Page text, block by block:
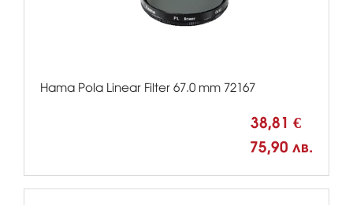
Hama Pola Linear Filter 67.0 mm 72167
38,81 €
75,90 лв.